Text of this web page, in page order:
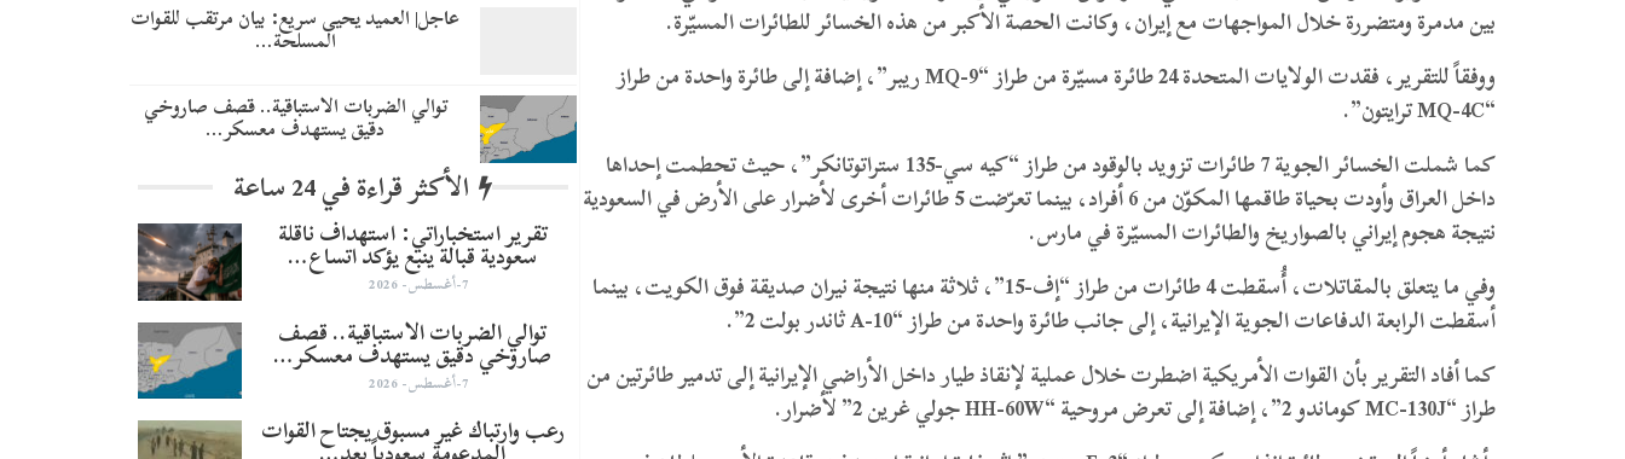
بين مدمرة ومتضررة خلال المواجهات مع إيران، وكانت الحصة الأكبر من هذه الخسائر للطائرات المسيّرة.
ووفقاً للتقرير، فقدت الولايات المتحدة 24 طائرة مسيّرة من طراز “MQ-9 ريبر”، إضافة إلى طائرة واحدة من طراز
“MQ-4C ترايتون”.
كما شملت الخسائر الجوية 7 طائرات تزويد بالوقود من طراز “كيه سي-135 ستراتوتانكر”، حيث تحطمت إحداها
داخل العراق وأودت بحياة طاقمها المكوّن من 6 أفراد، بينما تعرّضت 5 طائرات أخرى لأضرار على الأرض في السعودية
نتيجة هجوم إيراني بالصواريخ والطائرات المسيّرة في مارس.
وفي ما يتعلق بالمقاتلات، أُسقطت 4 طائرات من طراز “إف-15”، ثلاثة منها نتيجة نيران صديقة فوق الكويت، بينما
أسقطت الرابعة الدفاعات الجوية الإيرانية، إلى جانب طائرة واحدة من طراز “A-10 ثاندر بولت 2”.
كما أفاد التقرير بأن القوات الأمريكية اضطرت خلال عملية لإنقاذ طيار داخل الأراضي الإيرانية إلى تدمير طائرتين من
طراز “MC-130J كوماندو 2”، إضافة إلى تعرض مروحية “HH-60W جولي غرين 2” لأضرار.
عاجل| العميد يحيى سريع: بيان مرتقب للقوات
المسلحة…
توالي الضربات الاستباقية.. قصف صاروخي
دقيق يستهدف معسكر…
الأكثر قراءة في 24 ساعة
تقرير استخباراتي: استهداف ناقلة
سعودية قبالة ينبع يؤكد اتساع…
7-أغسطس- 2026
توالي الضربات الاستباقية.. قصف
صاروخي دقيق يستهدف معسكر…
7-أغسطس- 2026
رعب وارتباك غير مسبوق يجتاح القوات